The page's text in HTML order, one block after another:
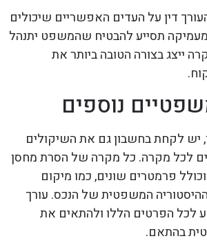
דין על העדים האפשריים שיכולים
תסייע להבטיח שהמשפט יתנהל
ייצג בצורה הטובה ביותר את
נוספים
יש לקחת בחשבון גם את השיקולים
לכל מקרה. כל מקרה של הסרת מחסן
פרמטרים שונים, כמו מיקום
המשפטית של הנכס. עורך
לכל הפרטים הללו ולהתאים את
בהתאם.